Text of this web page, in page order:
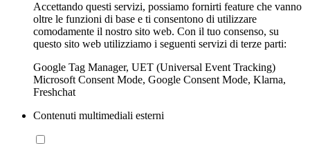
Accettando questi servizi, possiamo fornirti feature che vanno
oltre le funzioni di base e ti consentono di utilizzare
comodamente il nostro sito web. Con il tuo consenso, su
questo sito web utilizziamo i seguenti servizi di terze parti:
Google Tag Manager, UET (Universal Event Tracking)
Microsoft Consent Mode, Google Consent Mode, Klarna,
Freshchat
Contenuti multimediali esterni